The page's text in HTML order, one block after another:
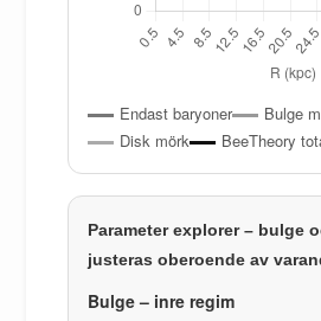
Endast baryoner
Bulge
Disk mörk
BeeTheory
Parameter explorer – bulge
justeras oberoende av
Bulge – inre regim